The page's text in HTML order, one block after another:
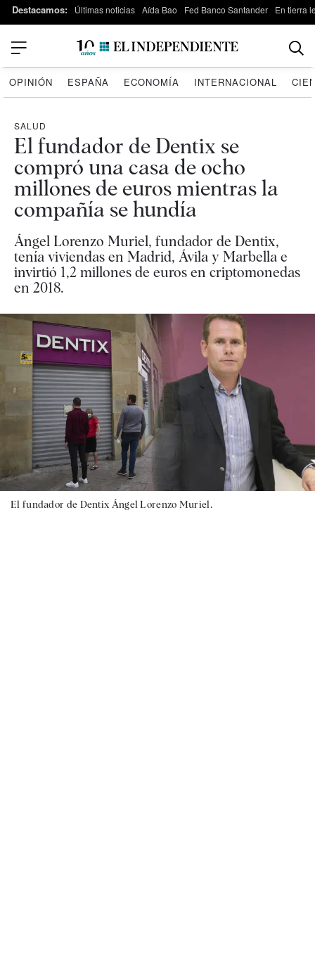
Destacamos: Últimas noticias Aída Bao Fed Banco Santander En tierra
OPINIÓN ESPAÑA ECONOMÍA INTERNACIONAL
SALUD
El fundador de Dentix se
compró una casa de ocho
millones de euros mientras la
compañía se hundía
Ángel Lorenzo Muriel, fundador de Dentix,
tenía viviendas en Madrid, Ávila y Marbella e
invirtió 1,2 millones de euros en criptomonedas
en 2018.
El fundador de Dentix Ángel Lorenzo Muriel.